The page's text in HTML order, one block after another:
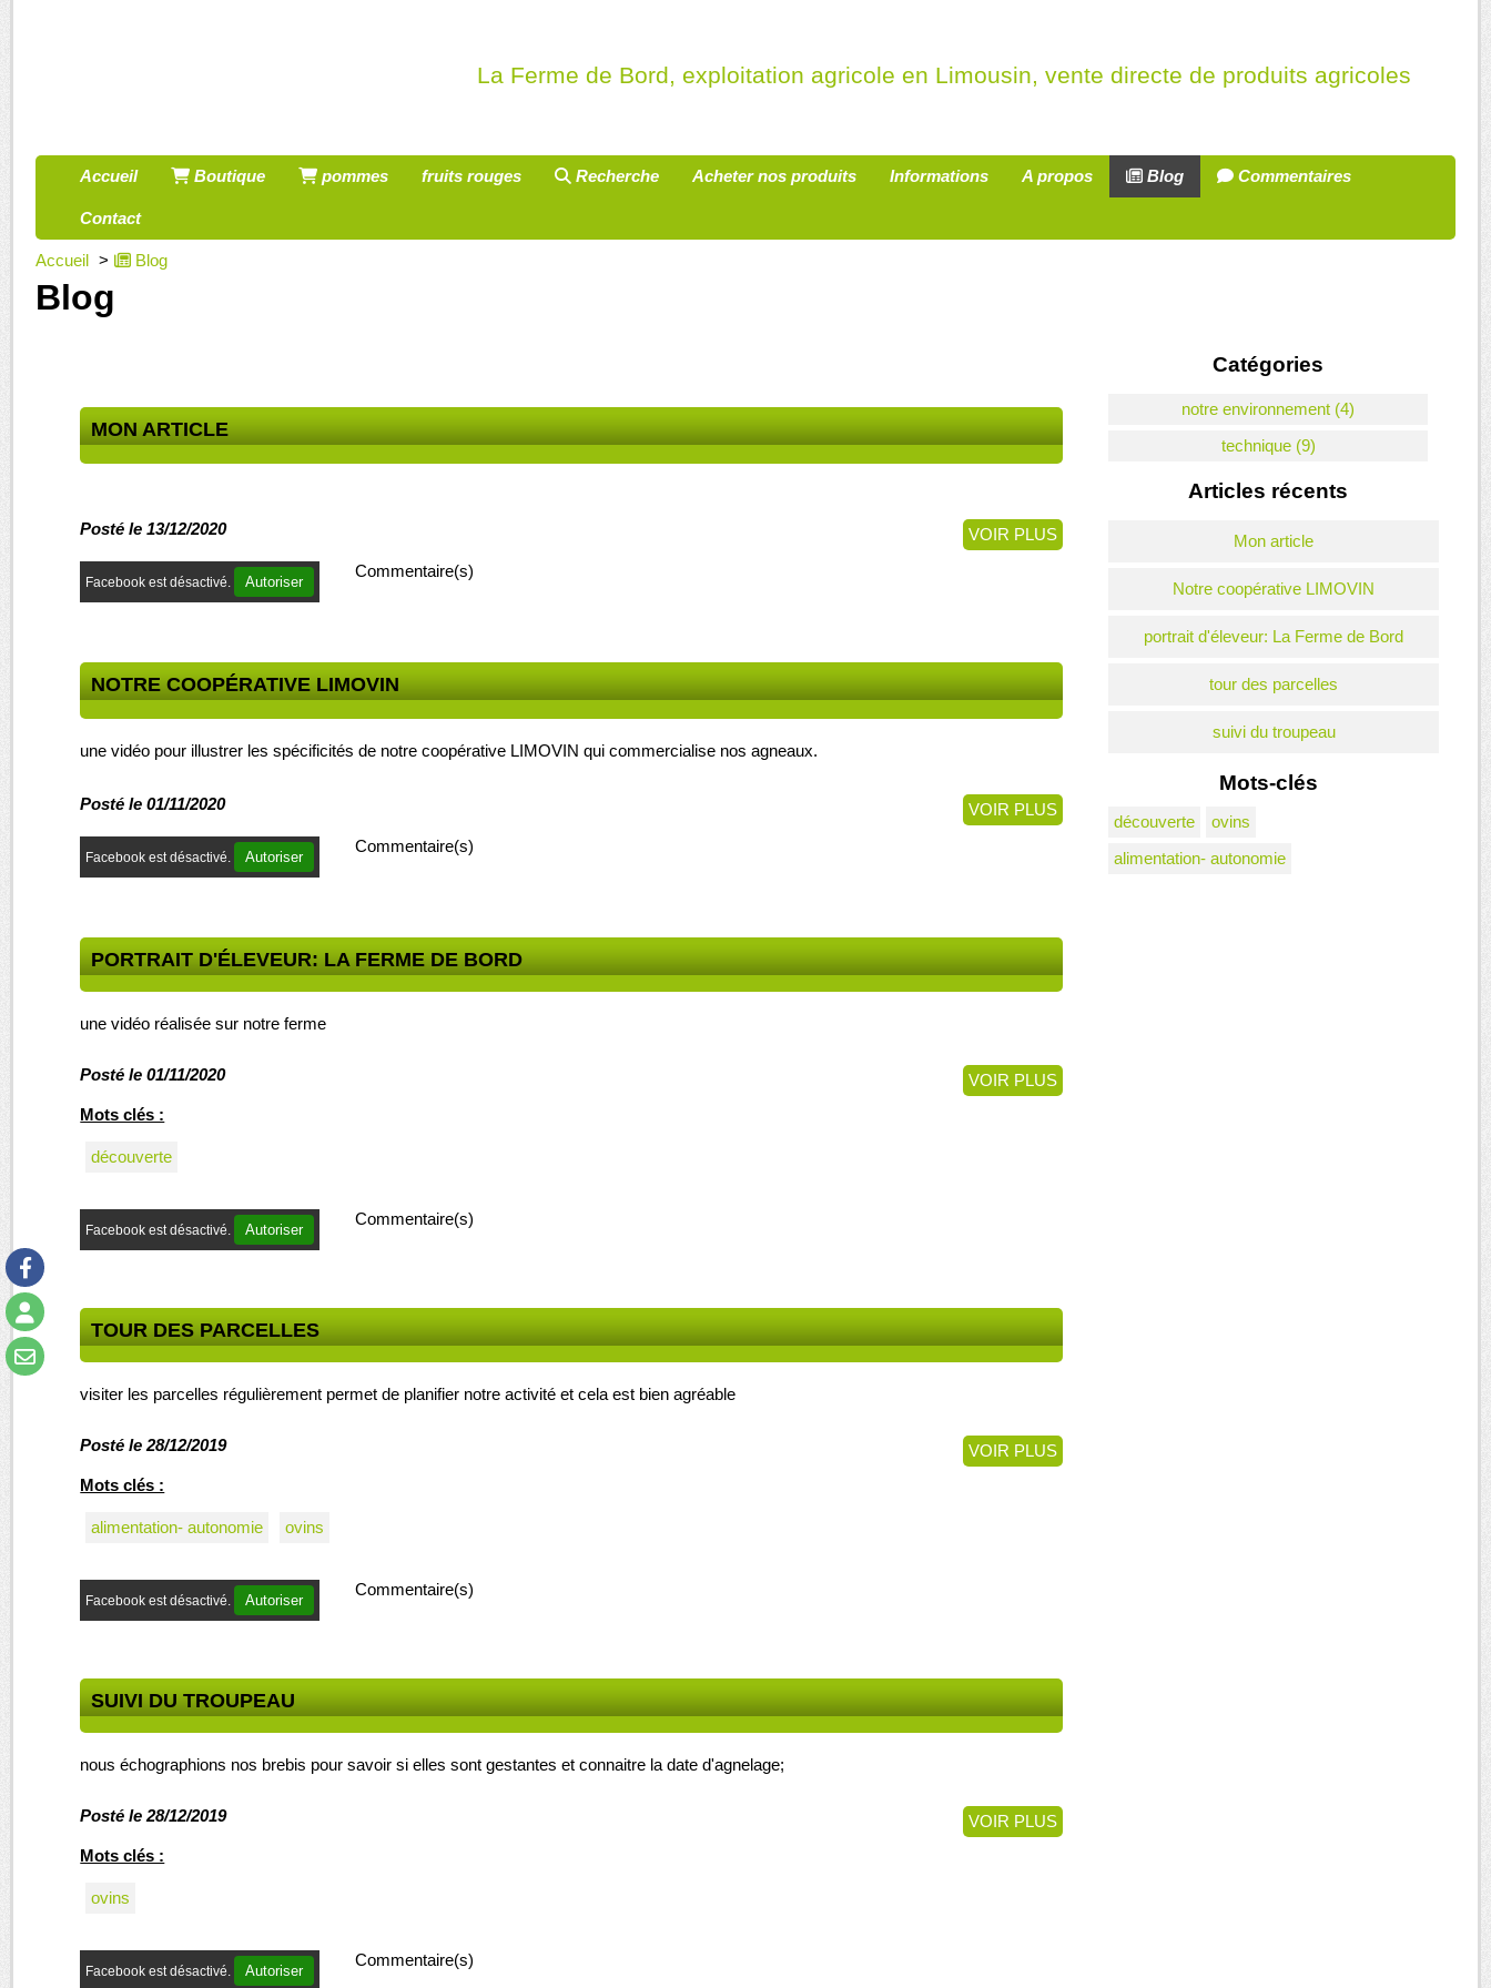
La Ferme de Bord, exploitation agricole en Limousin, vente directe de produits agricoles
Accueil Boutique pommes fruits rouges Recherche Acheter nos produits Informations A propos Blog Commentaires
Contact
Accueil Blog
Blog
MON ARTICLE
Posté le 13/12/2020 VOIR PLUS
Facebook est désactivé. Autoriser
Commentaire(s)
NOTRE COOPÉRATIVE LIMOVIN
une vidéo pour illustrer les spécificités de notre coopérative LIMOVIN qui commercialise nos agneaux.
Posté le 01/11/2020 VOIR PLUS
Facebook est désactivé. Autoriser
Commentaire(s)
PORTRAIT D'ÉLEVEUR: LA FERME DE BORD
une vidéo réalisée sur notre ferme
Posté le 01/11/2020
VOIR PLUS
Mots clés :
découverte
Facebook est désactivé. Autoriser
Commentaire(s)
TOUR DES PARCELLES
visiter les parcelles régulièrement permet de planifier notre activité et cela est bien agréable
Posté le 28/12/2019
VOIR PLUS
Mots clés :
alimentation- autonomie ovins
Facebook est désactivé. Autoriser
Commentaire(s)
SUIVI DU TROUPEAU
nous échographions nos brebis pour savoir si elles sont gestantes et connaitre la date d'agnelage;
Posté le 28/12/2019
VOIR PLUS
Mots clés :
ovins
Facebook est désactivé. Autoriser
Commentaire(s)
Catégories
notre environnement (4)
technique (9)
Articles récents
Mon article
Notre coopérative LIMOVIN
portrait d'éleveur: La Ferme de Bord
tour des parcelles
suivi du troupeau
Mots-clés
découverte
ovins
alimentation- autonomie